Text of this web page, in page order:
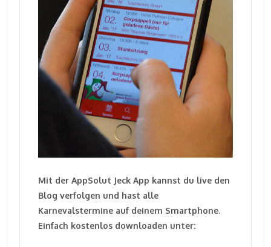
Mit der AppSolut Jeck App kannst du live den
Blog verfolgen und hast alle
Karnevalstermine auf deinem Smartphone.
Einfach kostenlos downloaden unter: